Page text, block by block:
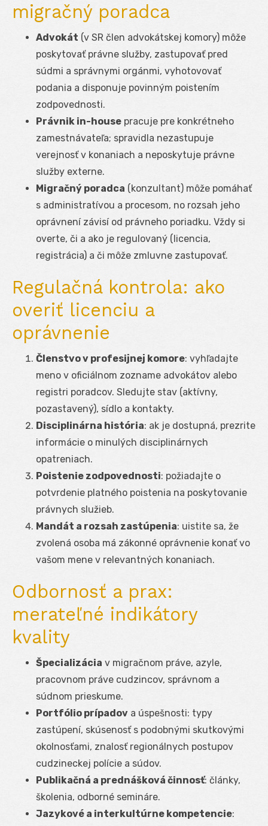
migračný poradca
Advokát (v SR člen advokátskej komory) môže
poskytovať právne služby, zastupovať pred
súdmi a správnymi orgánmi, vyhotovovať
podania a disponuje povinným poistením
zodpovednosti.
Právnik in-house pracuje pre konkrétneho
zamestnávateľa; spravidla nezastupuje
verejnosť v konaniach a neposkytuje právne
služby externe.
Migračný poradca (konzultant) môže pomáhať
s administratívou a procesom, no rozsah jeho
oprávnení závisí od právneho poriadku. Vždy si
overte, či a ako je regulovaný (licencia,
registrácia) a či môže zmluvne zastupovať.
Regulačná kontrola: ako
overiť licenciu a
oprávnenie
Členstvo v profesijnej komore: vyhľadajte
meno v oficiálnom zozname advokátov alebo
registri poradcov. Sledujte stav (aktívny,
pozastavený), sídlo a kontakty.
Disciplinárna história: ak je dostupná, prezrite
informácie o minulých disciplinárnych
opatreniach.
Poistenie zodpovednosti: požiadajte o
potvrdenie platného poistenia na poskytovanie
právnych služieb.
Mandát a rozsah zastúpenia: uistite sa, že
zvolená osoba má zákonné oprávnenie konať vo
vašom mene v relevantných konaniach.
Odbornosť a prax:
merateľné indikátory
kvality
Špecializácia v migračnom práve, azyle,
pracovnom práve cudzincov, správnom a
súdnom prieskume.
Portfólio prípadov a úspešnosti: typy
zastúpení, skúsenosť s podobnými skutkovými
okolnosťami, znalosť regionálnych postupov
cudzineckej polície a súdov.
Publikačná a prednášková činnosť: články,
školenia, odborné semináre.
Jazykové a interkultúrne kompetencie: